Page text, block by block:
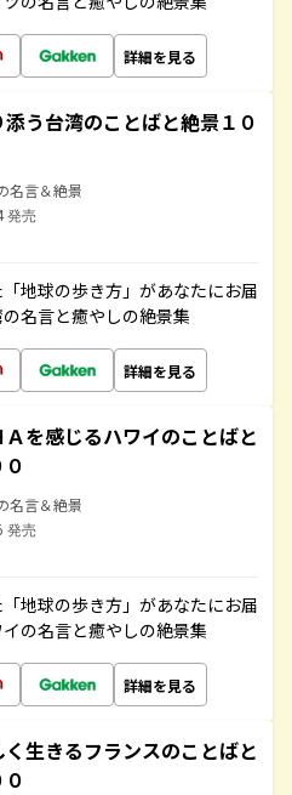
詳細を見る
う台湾のことばと絶景１０
名言＆絶景
発売
地球の歩き方」があなたにお届
名言と癒やしの絶景集
詳細を見る
Ａを感じるハワイのことばと
名言＆絶景
発売
地球の歩き方」があなたにお届
の名言と癒やしの絶景集
詳細を見る
く生きるフランスのことばと